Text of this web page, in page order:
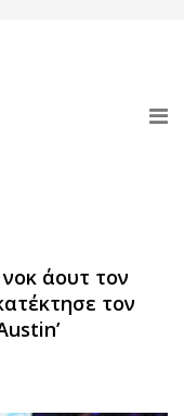
άουτ τον
τον